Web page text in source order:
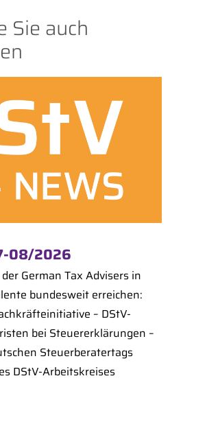
Sie auch
08/2026
German Tax Advisers in
bundesweit erreichen:
– DStV-
bei Steuererklärungen –
Steuerberatertags
DStV-Arbeitskreises